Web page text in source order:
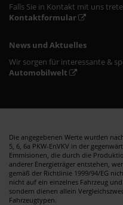
Falls Sie in Kontakt mit uns
Kontaktformular
News und Aktuelles
Wir sorgen für interessante &
Automobilwelt
Die angegebenen Werte wurden
5, 6, 6a PKW-EnVKV in der
Emmisionen, die durch die
anderer Energieträger entstehen,
gemäß der Richtlinie 1999/94/EG
nicht auf ein einzelnes Fahrzeug
sondern dienen allein
Fahrzeugtypen.